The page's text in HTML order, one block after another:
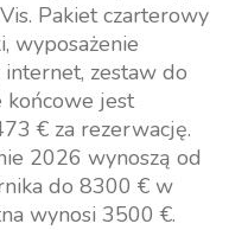
Pakiet czarterowy
wyposażenie
zestaw do
końcowe jest
€ za rezerwację.
2026 wynoszą od
do 8300 € w
wynosi 3500 €.